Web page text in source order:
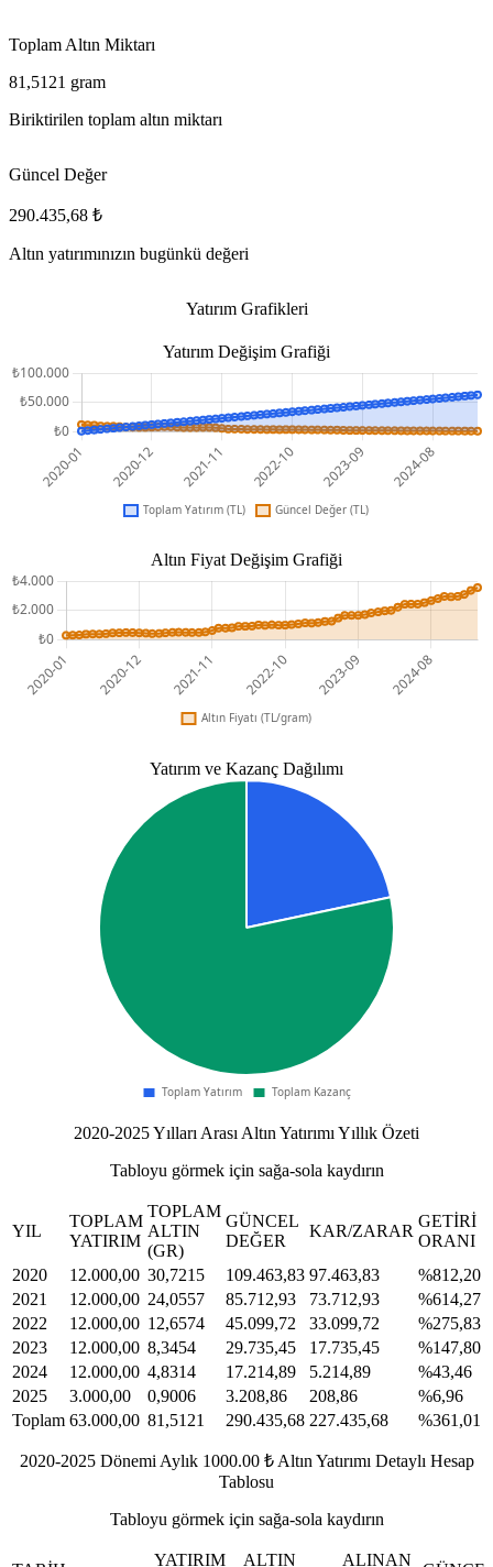
Toplam Altın Miktarı
81,5121 gram
Biriktirilen toplam altın miktarı
Güncel Değer
290.435,68 ₺
Altın yatırımınızın bugünkü değeri
Yatırım Grafikleri
Yatırım Değişim Grafiği
Altın Fiyat Değişim Grafiği
Yatırım ve Kazanç Dağılımı
2020-2025 Yılları Arası Altın Yatırımı Yıllık Özeti
Tabloyu görmek için sağa-sola kaydırın
YIL
TOPLAM
YATIRIM
TOPLAM
ALTIN
(GR)
GÜNCEL
DEĞER
KAR/ZARAR
GETIRI
ORANI
2020
12.000,00 30,7215 109.463,83 97.463,83
%812,20
2021
12.000,00 24,0557 85.712,93 73.712,93
%614,27
2022
12.000,00 12,6574 45.099,72 33.099,72
%275,83
2023
12.000,00 8,3454 29.735,45 17.735,45
%147,80
2024
12.000,00 4,8314 17.214,89 5.214,89
%43,46
2025
3.000,00 0,9006 3.208,86 208,86
%6,96
Toplam 63.000,00 81,5121 290.435,68 227.435,68 %361,01
2020-2025 Dönemi Aylık 1000.00 ₺ Altın Yatırımı Detaylı Hesap
Tablosu
Tabloyu görmek için sağa-sola kaydırın
YATIRIM ALTIN ALINAN